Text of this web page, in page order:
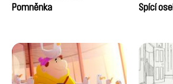
Pomněnka
Spící osel